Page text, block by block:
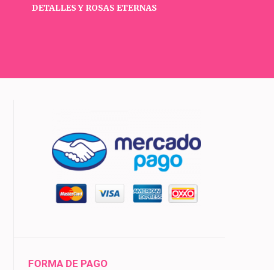
DETALLES Y ROSAS ETERNAS
FORMA DE PAGO